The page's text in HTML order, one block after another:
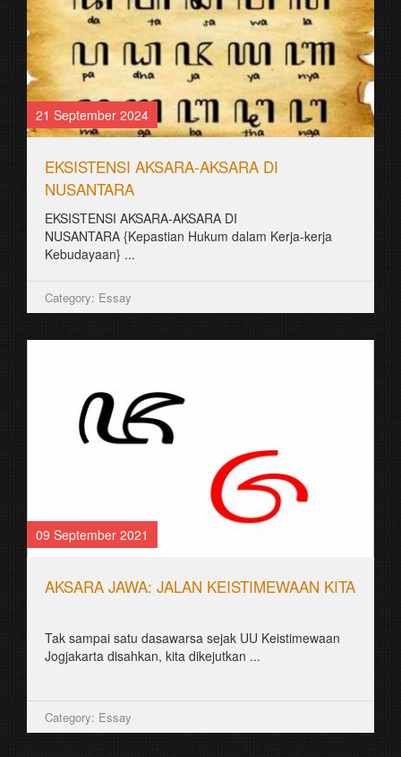
21 September 2024
EKSISTENSI AKSARA-AKSARA DI
NUSANTARA
EKSISTENSI AKSARA-AKSARA DI
NUSANTARA {Kepastian Hukum dalam Kerja-kerja
Kebudayaan} ...
Category: Essay
09 September 2021
AKSARA JAWA: JALAN KEISTIMEWAAN KITA
Tak sampai satu dasawarsa sejak UU Keistimewaan
Jogjakarta disahkan, kita dikejutkan ...
Category: Essay